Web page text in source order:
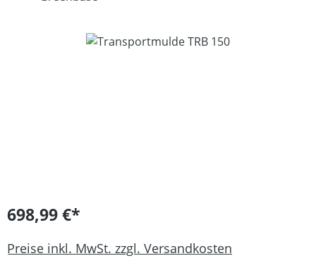
Bildergalerie überspringen
698,99 €*
Preise inkl. MwSt. zzgl. Versandkosten